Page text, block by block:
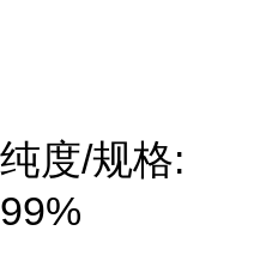
纯度/规格:
99%